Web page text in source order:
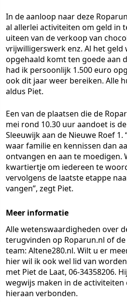
In de aanloop naar deze
al allerlei activiteiten om geld in
uiteen van de verkoop van
vrijwilligerswerk enz. Al het
opgehaald komt ten goede aan
had ik persoonlijk 1.500 euro
ook dit jaar weer bereiken. Alle
aldus Piet.
Een van de plaatsen die de
mei rond 10.30 uur aandoet is
Sleeuwijk aan de Nieuwe Roef 1.
waar familie en kennissen dan
ontvangen en aan te moedigen.
kwartiertje om iedereen te
vervolgens de laatste etappe
vangen”, zegt Piet.
Meer informatie
Alle wetenswaardigheden over
terugvinden op Roparun.nl of
team: Altene280.nl. Wilt u er
hier wil ik ook wel lid van
met Piet de Laat, 06-34358206.
wegwijs maken in de activiteiten
hieraan verbonden.